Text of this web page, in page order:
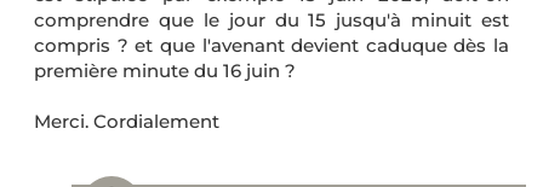
comprendre que le jour du 15 jusqu'à minuit est
compris ? et que l'avenant devient caduque dès la
première minute du 16 juin ?
Merci. Cordialement